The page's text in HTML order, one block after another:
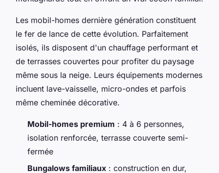
Les mobil-homes dernière génération constituent
le fer de lance de cette évolution. Parfaitement
isolés, ils disposent d'un chauffage performant et
de terrasses couvertes pour profiter du paysage
même sous la neige. Leurs équipements modernes
incluent lave-vaisselle, micro-ondes et parfois
même cheminée décorative.
Mobil-homes premium : 4 à 6 personnes,
isolation renforcée, terrasse couverte semi-
fermée
Bungalows familiaux : construction en dur,